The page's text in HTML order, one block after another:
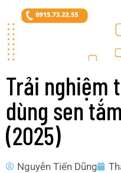
Trải nghiệm
dùng sen
(2025)
Nguyễn Tiến Dũng